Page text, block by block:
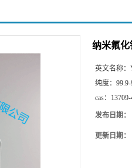
纳米氟化
英文名称：
纯度：
cas：
发布日期：
更新日期：